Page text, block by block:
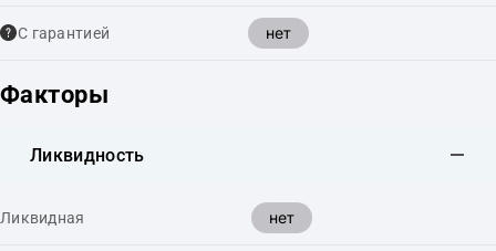
С гарантией нет
Факторы
Ликвидность
Ликвидная нет